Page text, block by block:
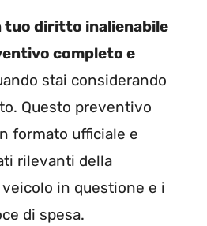
tuo diritto inalienabile
completo e
stai considerando
Questo preventivo
formato ufficiale e
rilevanti della
in questione e i
di spesa.